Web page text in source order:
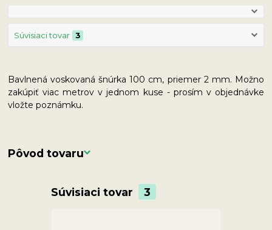
Súvisiaci tovar 3
Bavlnená voskovaná šnúrka 100 cm, priemer 2 mm. Možno
zakúpiť viac metrov v jednom kuse - prosím v objednávke
vložte poznámku.
Pôvod tovaru
Súvisiaci tovar 3